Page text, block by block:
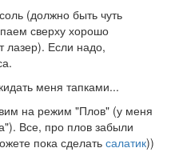
(должно быть чуть
сверху хорошо
Если надо,
меня тапками...
на режим "Плов" (у меня
Все, про плов забыли
пока сделатьсалатик))